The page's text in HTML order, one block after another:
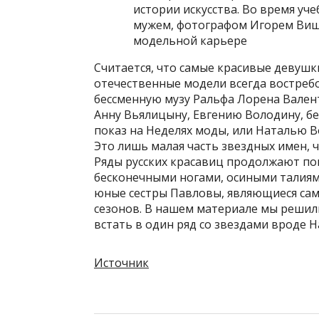
истории искусства. Во время
мужем, фотографом Игорем
модельной карьере
Считается, что самые красивые
отечественные модели всегда
бессменную музу Ральфа Лорена
Анну Вьялицыну, Евгению Володину,
показ на Неделях моды, или Наталью
Это лишь малая часть звездных имен,
Ряды русских красавиц продолжают
бесконечными ногами, осиными
юные сестры Павловы, являющиеся
сезонов. В нашем материале мы
встать в один ряд со звездами вроде
Источник